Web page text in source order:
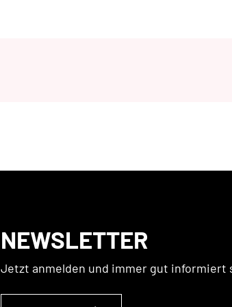
NEWSLETTER
Jetzt anmelden und immer gut informiert